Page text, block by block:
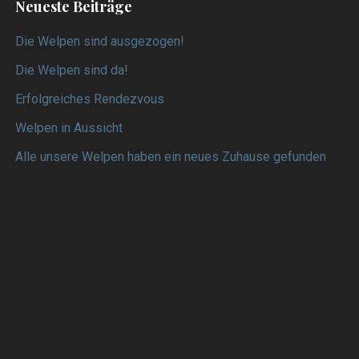
Neueste Beiträge
Die Welpen sind ausgezogen!
Die Welpen sind da!
Erfolgreiches Rendezvous
Welpen in Aussicht
Alle unsere Welpen haben ein neues Zuhause gefunden